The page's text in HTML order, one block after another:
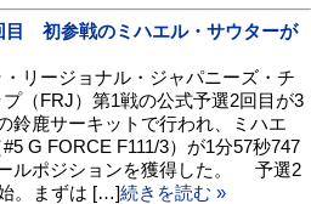
目 初参戦のミハエル・サウターが
リージョナル・ジャパニーズ・チ
（FRJ）第1戦の公式予選2回目が3
鈴鹿サーキットで行われ、ミハエ
G FORCE F111/3）が1分57秒747
ルポジションを獲得した。 予選2
。まずは […]続きを読む »